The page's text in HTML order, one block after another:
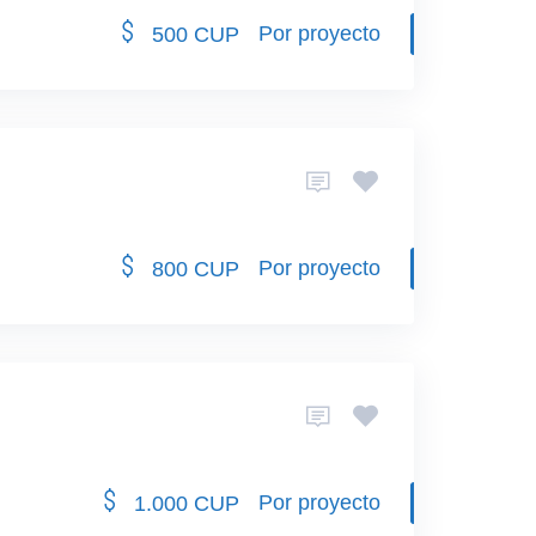
500 CUP Por proyecto
800 CUP Por proyecto
1.000 CUP Por proyecto